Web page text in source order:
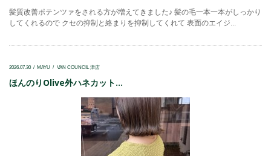
髪質改善ポテンツァをされる方が増えてきました♪ 髪の毛一本一本がしっかり
してくれるので クセの抑制と絡まりを抑制してくれて 表面のエイジ...
2026.07.30 MAYU VAN COUNCIL 津店
ほんのりOlive外ハネカット...